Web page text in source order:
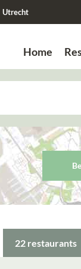
22 restaurants
Utrecht
Home